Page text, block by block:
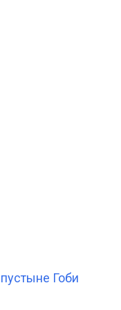
Гоби